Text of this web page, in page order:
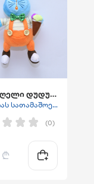
კურდღელი დუდუნა
პეპელას სათამაშოები
(0)
₾